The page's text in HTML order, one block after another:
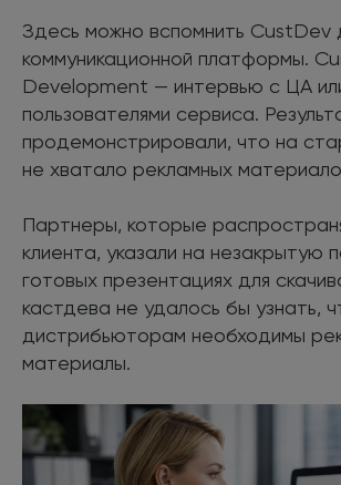
Здесь можно вспомнить CustDev
коммуникационной платформы.
Development — интервью с ЦА
пользователями сервиса.
продемонстрировали, что на
не хватало рекламных
Партнеры, которые
клиента, указали на незакрытую
готовых презентациях для
кастдева не удалось бы узнать,
дистрибьюторам необходимы
материалы.